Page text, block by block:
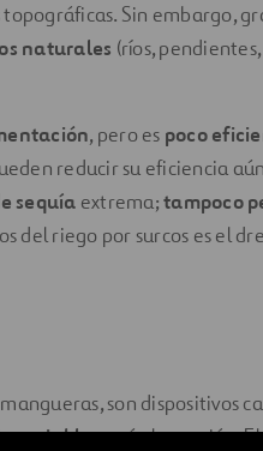
Sin embargo,
naturales (ríos,
, pero es poco
reducir su eficiencia
sequía extrema;tampoco
del riego por surcos es el
son dispositivos
variablesegún la presión.